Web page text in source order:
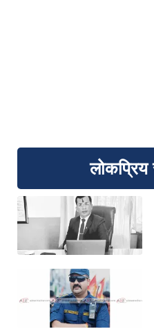
लोकप्रिय